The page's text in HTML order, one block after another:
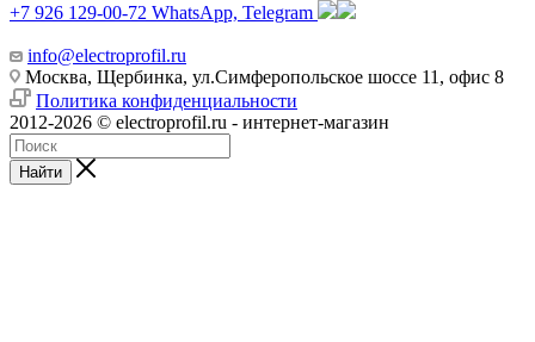
+7 926 129-00-72 WhatsApp, Telegram
info@electroprofil.ru
Москва, Щербинка, ул.Симферопольское шоссе 11, офис 8
Политика конфиденциальности
2012-2026 © electroprofil.ru - интернет-магазин
Найти